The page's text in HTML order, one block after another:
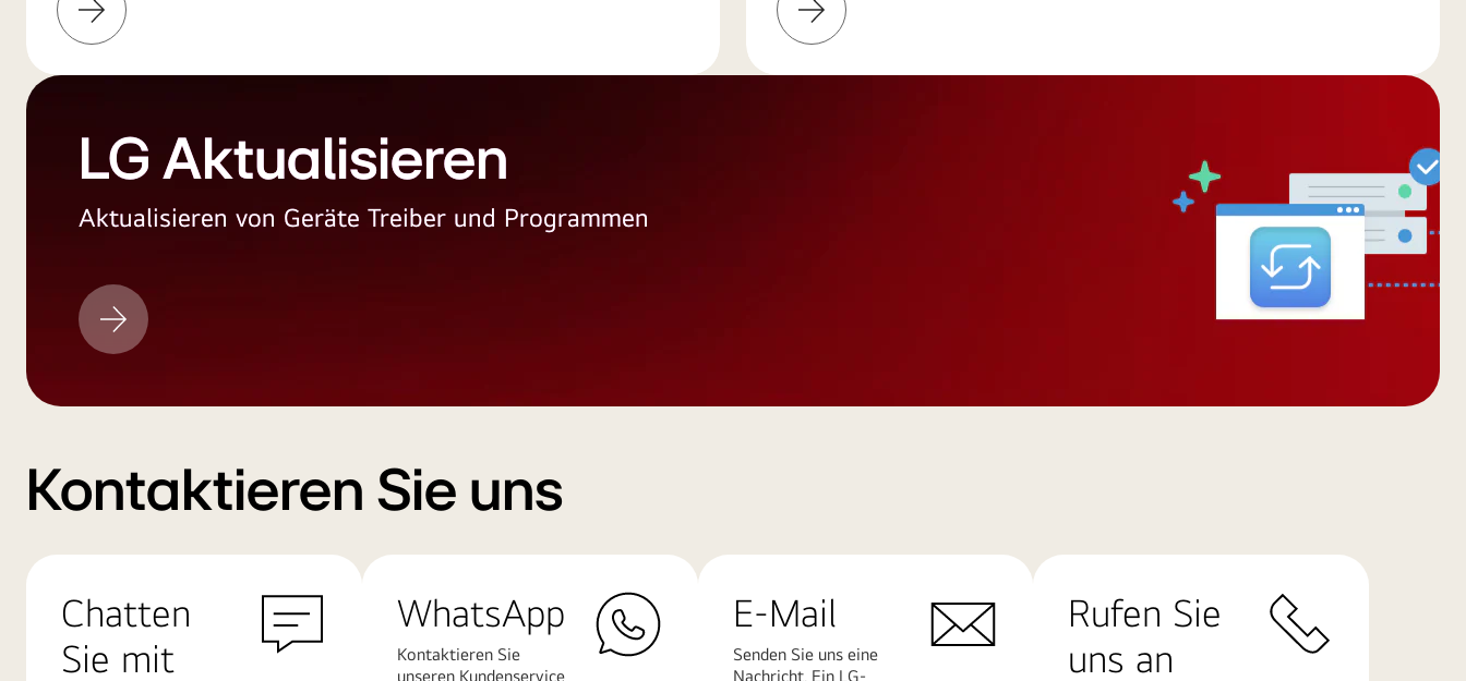
Informationen
Informationen
LG Aktualisieren
Aktualisieren von Geräte Treiber und Programmen
LG
Aktualisieren
Kontaktieren Sie uns
Chatten
Sie mit
WhatsApp
Kontaktieren Sie
unseren Kundenservice
E-Mail
Senden Sie uns eine
Nachricht. Ein LG-
Rufen Sie
uns an